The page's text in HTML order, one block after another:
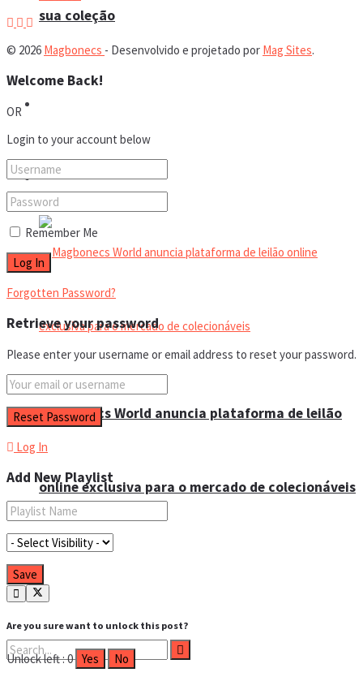
sua coleção
Eventos
Magbonecs World anuncia plataforma de leilão
online exclusiva para o mercado de colecionáveis
© 2026 Magbonecs - Desenvolvido e projetado por Mag Sites.
Welcome Back!
OR
Login to your account below
Remember Me
Forgotten Password?
Retrieve your password
Please enter your username or email address to reset your password.
Log In
Add New Playlist
Are you sure want to unlock this post?
Unlock left : 0 Yes No